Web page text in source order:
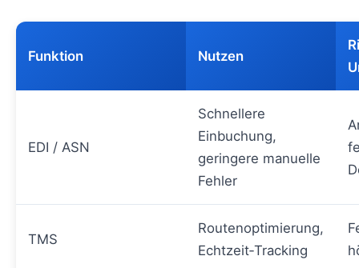
Funktion Nutzen
EDI / ASN
Schnellere
Einbuchung,
geringere manuelle
Fehler
TMS
Routenoptimierung,
Echtzeit‑Tracking